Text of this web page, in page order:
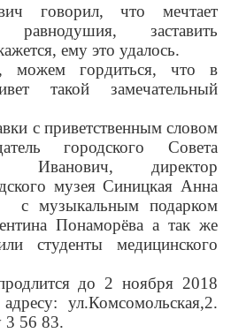
говорил, что мечтает
заставить
ему это удалось.
можем гордиться, что в
такой замечательный
с приветственным словом
городского Совета
директор
музея Синицкая Анна
с музыкальным подарком
Понаморёва а так же
студенты медицинского
до 2 ноября 2018
ул.Комсомольская,2.
3 56 83.